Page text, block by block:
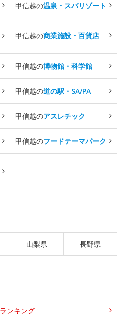
甲信越の温泉・スパリゾート
甲信越の商業施設・百貨店
甲信越の博物館・科学館
甲信越の道の駅・SA/PA
甲信越のアスレチック
甲信越のフードテーマパーク
山梨県 長野県
ランキング